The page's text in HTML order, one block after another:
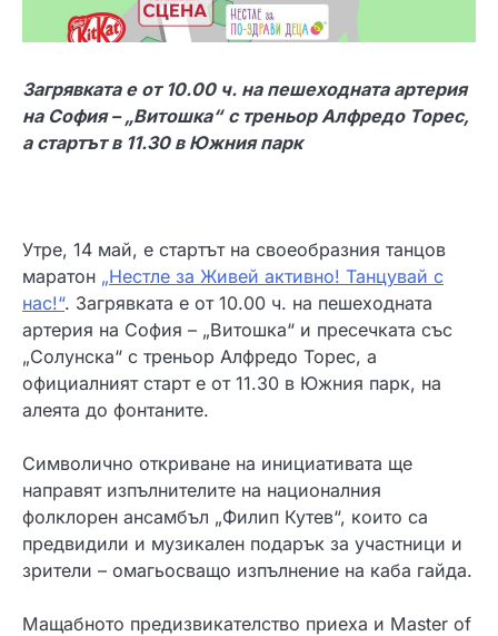
Загрявката е от 10.00 ч. на пешеходната артерия
на София – „Витошка“ с треньор Алфредо Торес,
а стартът в 11.30 в Южния парк
Утре, 14 май, е стартът на своеобразния танцов
маратон „Нестле за Живей активно! Танцувай с
нас!“. Загрявката е от 10.00 ч. на пешеходната
артерия на София – „Витошка“ и пресечката със
„Солунска“ с треньор Алфредо Торес, а
официалният старт е от 11.30 в Южния парк, на
алеята до фонтаните.
Символично откриване на инициативата ще
направят изпълнителите на националния
фолклорен ансамбъл „Филип Кутев“, които са
предвидили и музикален подарък за участници и
зрители – омагьосващо изпълнение на каба гайда.
Мащабното предизвикателство приеха и Master of